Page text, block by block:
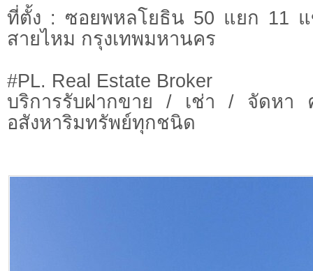
ที่ตั้ง : ซอยพหลโยธิน 50 แยก 11 แ
สายไหม กรุงเทพมหานคร
#PL. Real Estate Broker
บริการรับฝากขาย / เช่า / จัดห
อสังหาริมทรัพย์ทุกชนิด